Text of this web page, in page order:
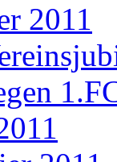
2011